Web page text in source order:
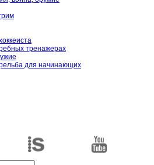
тренажерах
для начинающих